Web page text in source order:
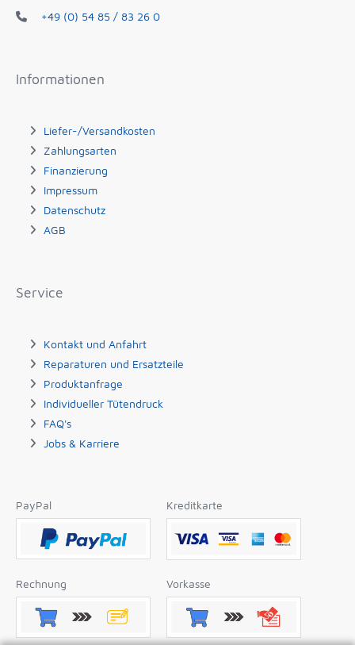
+49 (0) 54 85 / 83 26 0
Informationen
Liefer-/Versandkosten
Zahlungsarten
Finanzierung
Impressum
Datenschutz
AGB
Service
Kontakt und Anfahrt
Reparaturen und Ersatzteile
Produktanfrage
Individueller Tütendruck
FAQ's
Jobs & Karriere
PayPal Kreditkarte
Rechnung Vorkasse